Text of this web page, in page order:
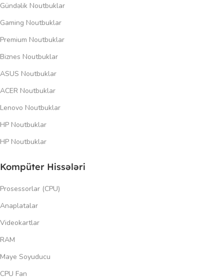
Gündəlik Noutbuklar
Gaming Noutbuklar
Premium Noutbuklar
Biznes Noutbuklar
ASUS Noutbuklar
ACER Noutbuklar
Lenovo Noutbuklar
HP Noutbuklar
HP Noutbuklar
Kompüter Hissələri
Prosessorlar (CPU)
Anaplatalar
Videokartlar
RAM
Maye Soyuducu
CPU Fan